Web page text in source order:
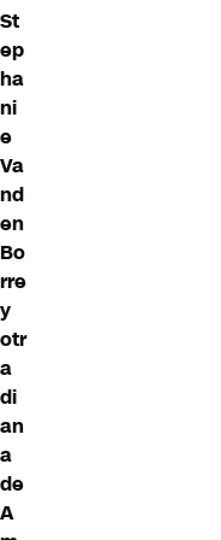
St
ep
ha
ni
e
Va
nd
en
Bo
rre
y
otr
a
di
an
a
de
A